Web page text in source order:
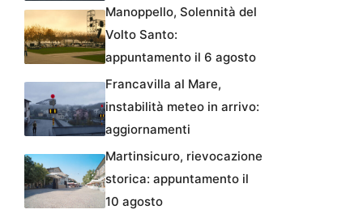
Manoppello, Solennità del
Volto Santo:
appuntamento il 6 agosto
Francavilla al Mare,
instabilità meteo in arrivo:
aggiornamenti
Martinsicuro, rievocazione
storica: appuntamento il
10 agosto